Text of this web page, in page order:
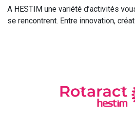
A HESTIM une variété d’activités
se rencontrent. Entre innovation,